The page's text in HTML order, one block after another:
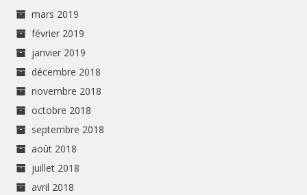
mars 2019
février 2019
janvier 2019
décembre 2018
novembre 2018
octobre 2018
septembre 2018
août 2018
juillet 2018
avril 2018